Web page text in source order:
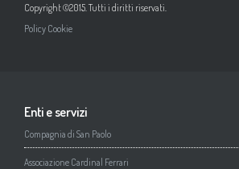
Copyright ©2015. Tutti i diritti riservati.
Policy Cookie
Enti e servizi
Compagnia di San Paolo
Associazione Cardinal Ferrari